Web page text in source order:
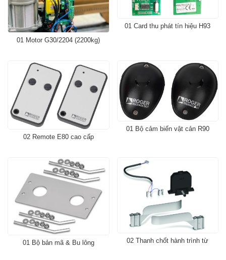
01 Motor G30/2204 (2200kg)
01 Card thu phát tín hiệu H93
02 Remote E80 cao cấp
01 Bộ cảm biến vật cản R90
01 Bộ bản mã & Bu lông 02 Thanh chốt hành trình từ